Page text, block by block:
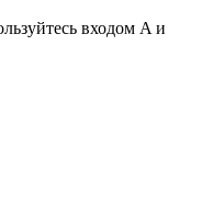
входом A и